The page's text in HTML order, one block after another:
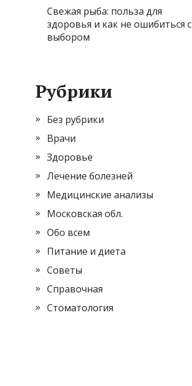
Свежая рыба: польза для
здоровья и как не ошибиться с
выбором
Рубрики
Без рубрики
Врачи
Здоровье
Лечение болезней
Медицинские анализы
Московская обл.
Обо всем
Питание и диета
Советы
Справочная
Стоматология